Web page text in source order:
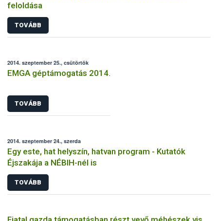
feloldása
TOVÁBB
2014. szeptember 25., csütörtök
EMGA géptámogatás 2014.
TOVÁBB
2014. szeptember 24., szerda
Egy este, hat helyszín, hatvan program - Kutatók
Éjszakája a NÉBIH-nél is
TOVÁBB